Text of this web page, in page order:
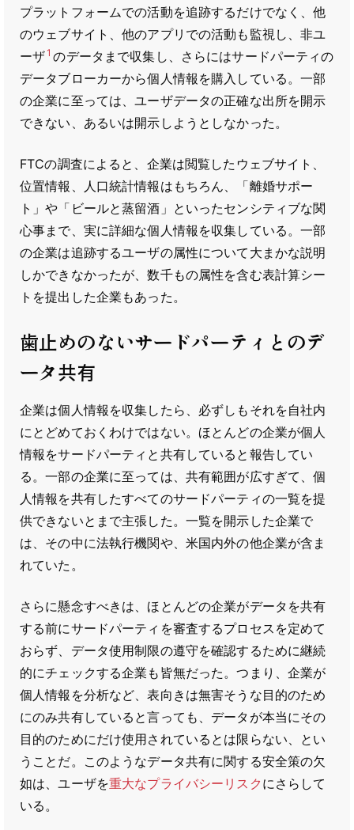
プラットフォームでの活動を追跡するだけでなく、他
のウェブサイト、他のアプリでの活動も監視し、非ユ
ーザ1 のデータまで収集し、さらにはサードパーティの
データブローカーから個人情報を購入している。一部
の企業に至っては、ユーザデータの正確な出所を開示
できない、あるいは開示しようとしなかった。
FTCの調査によると、企業は閲覧したウェブサイト、
位置情報、人口統計情報はもちろん、「離婚サポー
ト」や「ビールと蒸留酒」といったセンシティブな関
心事まで、実に詳細な個人情報を収集している。一部
の企業は追跡するユーザの属性について大まかな説明
しかできなかったが、数千もの属性を含む表計算シー
トを提出した企業もあった。
歯止めのないサードパーティとのデ
ータ共有
企業は個人情報を収集したら、必ずしもそれを自社内
にとどめておくわけではない。ほとんどの企業が個人
情報をサードパーティと共有していると報告してい
る。一部の企業に至っては、共有範囲が広すぎて、個
人情報を共有したすべてのサードパーティの一覧を提
供できないとまで主張した。一覧を開示した企業で
は、その中に法執行機関や、米国内外の他企業が含ま
れていた。
さらに懸念すべきは、ほとんどの企業がデータを共有
する前にサードパーティを審査するプロセスを定めて
おらず、データ使用制限の遵守を確認するために継続
的にチェックする企業も皆無だった。つまり、企業が
個人情報を分析など、表向きは無害そうな目的のため
にのみ共有していると言っても、データが本当にその
目的のためにだけ使用されているとは限らない、とい
うことだ。このようなデータ共有に関する安全策の欠
如は、ユーザを重大なプライバシー リスク にさらして
いる。